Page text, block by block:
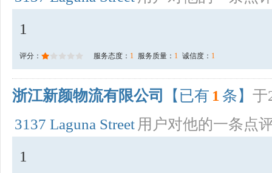
1
评分： 服务态度： 1 服务质量： 1 诚信度： 1
浙江新颜物流有限公司 【已有 1 条】 于
3137 Laguna Street 用户对他的一条点
1